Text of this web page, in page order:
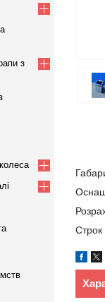
Строк
з